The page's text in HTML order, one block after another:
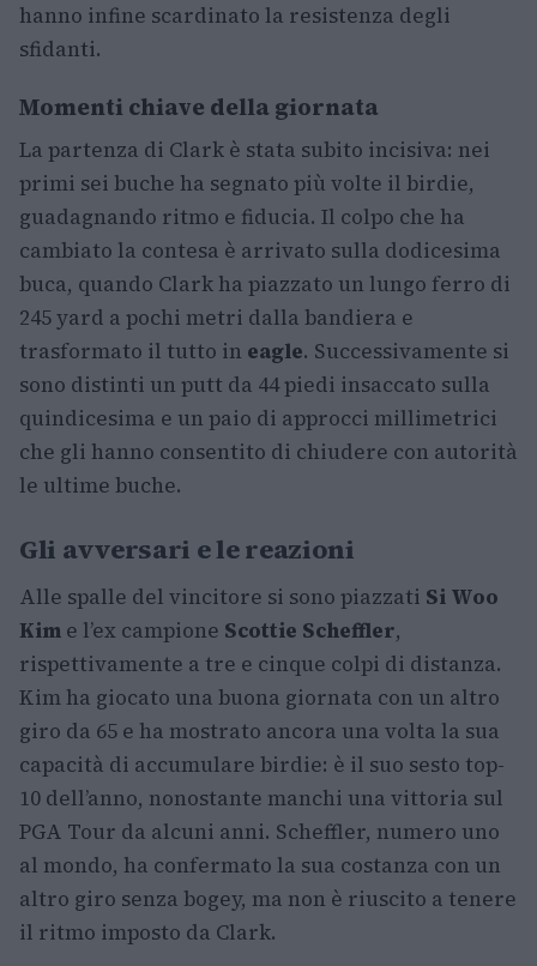
hanno infine scardinato la resistenza degli
sfidanti.
Momenti chiave della giornata
La partenza di Clark è stata subito incisiva: nei
primi sei buche ha segnato più volte il birdie,
guadagnando ritmo e fiducia. Il colpo che ha
cambiato la contesa è arrivato sulla dodicesima
buca, quando Clark ha piazzato un lungo ferro di
245 yard a pochi metri dalla bandiera e
trasformato il tutto in eagle. Successivamente si
sono distinti un putt da 44 piedi insaccato sulla
quindicesima e un paio di approcci millimetrici
che gli hanno consentito di chiudere con autorità
le ultime buche.
Gli avversari e le reazioni
Alle spalle del vincitore si sono piazzati Si Woo
Kim e l’ex campione Scottie Scheffler,
rispettivamente a tre e cinque colpi di distanza.
Kim ha giocato una buona giornata con un altro
giro da 65 e ha mostrato ancora una volta la sua
capacità di accumulare birdie: è il suo sesto top-
10 dell’anno, nonostante manchi una vittoria sul
PGA Tour da alcuni anni. Scheffler, numero uno
al mondo, ha confermato la sua costanza con un
altro giro senza bogey, ma non è riuscito a tenere
il ritmo imposto da Clark.